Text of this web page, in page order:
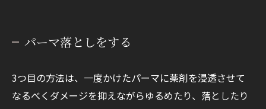
パーマ落としをする
3つ目の方法は、一度かけたパーマに薬剤を浸透させて
なるべくダメージを抑えながらゆるめたり、落としたり